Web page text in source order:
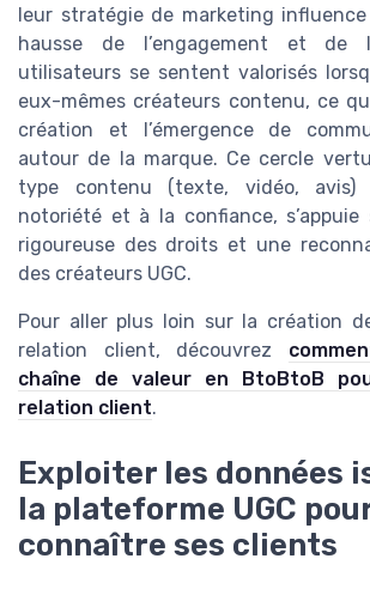
leur stratégie de marketing
hausse de l’engagement et de
utilisateurs se sentent valorisés
eux-mêmes créateurs contenu, ce
création et l’émergence de
autour de la marque. Ce cercle
type contenu (texte, vidéo,
notoriété et à la confiance,
rigoureuse des droits et une
des créateurs UGC.
Pour aller plus loin sur la création
relation client, découvrez
chaîne de valeur en BtoBtoB
relation client.
Exploiter les données
la plateforme UGC
connaître ses clients